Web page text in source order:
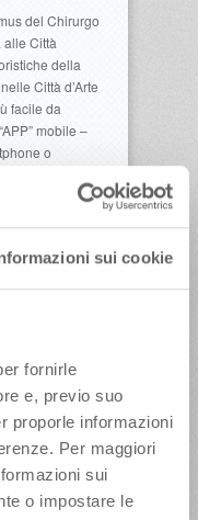
sui cookie
fornirle
e, previo suo
proporle informazioni
Per maggiori
sui
o impostare le
del Chirurgo
Città
della
Città d’Arte
facile da
mobile –
o